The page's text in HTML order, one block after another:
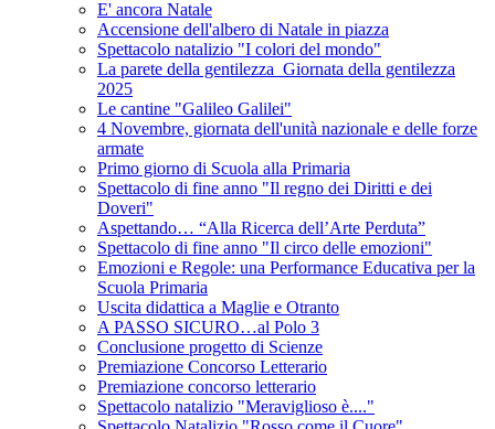
E' ancora Natale
Accensione dell'albero di Natale in piazza
Spettacolo natalizio "I colori del mondo"
La parete della gentilezza_Giornata della gentilezza
2025
Le cantine "Galileo Galilei"
4 Novembre, giornata dell'unità nazionale e delle forze
armate
Primo giorno di Scuola alla Primaria
Spettacolo di fine anno "Il regno dei Diritti e dei
Doveri"
Aspettando… “Alla Ricerca dell’Arte Perduta”
Spettacolo di fine anno "Il circo delle emozioni"
Emozioni e Regole: una Performance Educativa per la
Scuola Primaria
Uscita didattica a Maglie e Otranto
A PASSO SICURO…al Polo 3
Conclusione progetto di Scienze
Premiazione Concorso Letterario
Premiazione concorso letterario
Spettacolo natalizio "Meraviglioso è...."